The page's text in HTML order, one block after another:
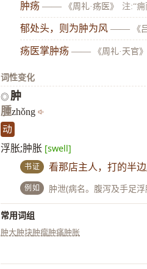
肿疡 —— 《周礼·疡医》 注:“
郁处头，则为肿为风 —— 《
疡医掌肿疡 —— 《周礼·天官》
词性变化
◎ 肿
腫zhǒng
动
浮胀;肿胀 [swell]
书证 看那店主人，打的半
例如 肿泄(病名。腹泻及手足
常用词组
肿大肿块肿瘤肿痛肿胀